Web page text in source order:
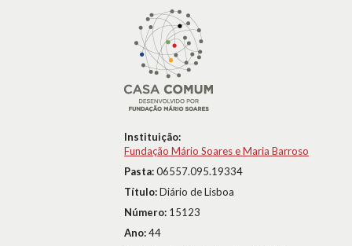
Instituição:
Fundação Mário Soares e Maria Barroso
Pasta:06557.095.19334
Título:Diário de Lisboa
Número: 15123
Ano:44